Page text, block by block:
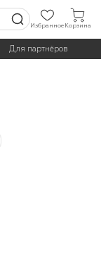
ИзбранноеКорзина
Для партнёров